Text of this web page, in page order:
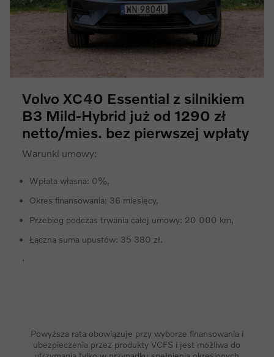
Volvo XC40 Essential z silnikiem
B3 Mild-Hybrid już od 1290 zł
netto/mies. bez pierwszej wpłaty
Warunki umowy:
Wpłata własna: 0%,
Okres finansowania: 36 miesięcy,
Przebieg podczas trwania całej umowy: 20 000 km,
Łączna suma upustów: 35 380 zł.
.
Powyższa rata obowiązuje przy wyborze finansowania i
ubezpieczenia przez produkty VCFS i jest możliwa do